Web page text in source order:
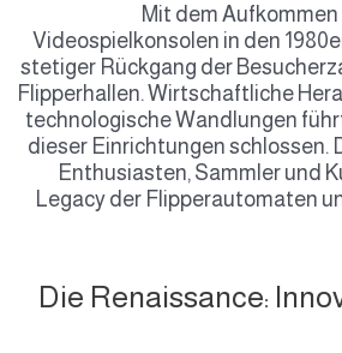
Mit dem
Videospielkonsolen in den
stetiger Rückgang der
Flipperhallen. Wirtschaftliche
technologische Wandlungen
dieser Einrichtungen schlossen.
Enthusiasten, Sammler und
Legacy der Flipperautomaten
Die Renaissance: